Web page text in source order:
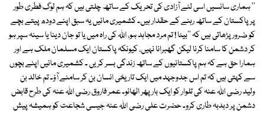
'' ہماری سانسیں اسی لئے آزادی کی تحریک کے ساتھ چلتی ہیں کہ ہم لوگ فطری طور
پر پاکستان کے ساتھ رہنے کے حقدار ہیں۔ کشمیری مائیں یہ سبق اپنے دودھ پیتے بچے
کو ضرور پڑھاتی ہیں کہ ''بیٹا ! تم مرد مجاہد ہو، اللہ کی راہ میں یا تو جان دینا یا سینہ سپر ہو
کر دشمن کا سامنا کرنا لیکن گھبرانا نہیں، کیونکہ پاکستان ایک مسلمان ملک ہے اور
ہمارا حق ہے کہ ہم پاکستانیوں کے ساتھ زندگی بسر کریں ۔ کشمیری مائیں اپنے بچوں
سے کہتی ہیں کہ تم اس جدوجہد میں ایک تاریخی انسان بن کر سامنے آؤ۔ تم خالد بن
ولید رضی اللہ عنہ کی تلوار کو ایک بار پھر اٹھائو۔ عمر فاروق رضی اللہ عنہ کی طرح قابض
دشمن پر دبدبہ طاری کرو۔ حضرت علی رضی اللہ عنہ جیسی شجاعت کو ہمیشہ پیش